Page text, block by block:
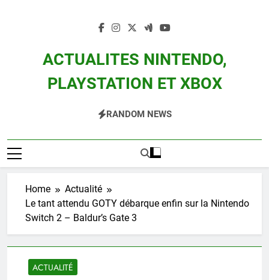
ACTUALITES NINTENDO,
PLAYSTATION ET XBOX
Zelda, Splatoon, Pokemon Entre Autres
RANDOM NEWS
Home
Actualité
Le tant attendu GOTY débarque enfin sur la Nintendo
Switch 2 – Baldur’s Gate 3
ACTUALITÉ